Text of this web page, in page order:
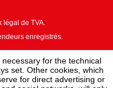
légal de TVA.
enregistrés.
for the technical
set. Other cookies, which
for direct advertising or